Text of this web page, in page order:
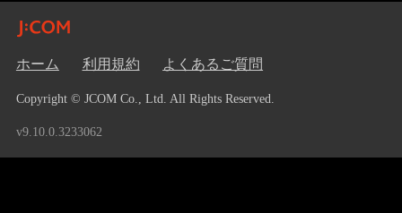
ホーム 利用規約 よくあるご質問
Copyright © JCOM Co., Ltd. All Rights Reserved.
v9.10.0.3233062